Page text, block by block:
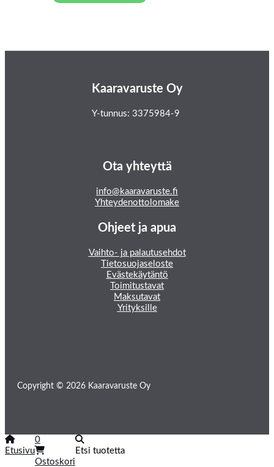
Kaaravaruste Oy
Y-tunnus: 3375984-9
Ota yhteyttä
info@kaaravaruste.fi
Yhteydenottolomake
Ohjeet ja apua
Vaihto- ja palautusehdot
Tietosuojaseloste
Evästekäytäntö
Toimitustavat
Maksutavat
Yrityksille
Copyright © 2026 Kaaravaruste Oy
Etusivu
0
Ostoskori
Etsi tuotetta